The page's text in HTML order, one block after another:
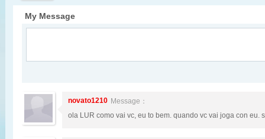
My Message
novato1210 Message：
ola LUR como vai vc, eu to bem. quando vc vai joga con eu.